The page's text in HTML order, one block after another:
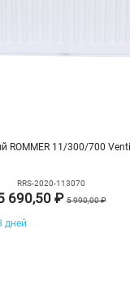
ROMMER 11/300/700
RRS-2020-113070
690,50 ₽5 990,00 ₽
дней